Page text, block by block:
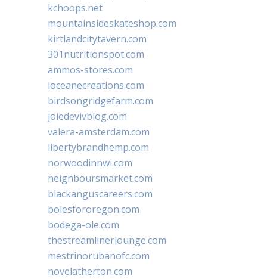
kchoops.net
mountainsideskateshop.com
kirtlandcitytavern.com
301nutritionspot.com
ammos-stores.com
loceanecreations.com
birdsongridgefarm.com
joiedevivblog.com
valera-amsterdam.com
libertybrandhemp.com
norwoodinnwi.com
neighboursmarket.com
blackanguscareers.com
bolesfororegon.com
bodega-ole.com
thestreamlinerlounge.com
mestrinorubanofc.com
novelatherton.com